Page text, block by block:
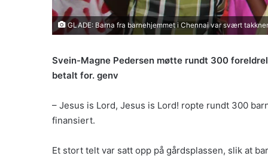
GLADE: Barna fra barnehjemmet i Chennai var svært
Svein-Magne Pedersen møtte rundt 300
betalt for. genv
– Jesus is Lord, Jesus is Lord! ropte rundt 300
finansiert.
Et stort telt var satt opp på gårdsplassen, slik at